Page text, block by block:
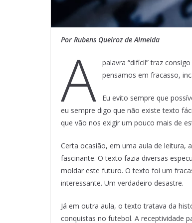
Por Rubens Queiroz de Almeida
A
palavra “difícil” traz
pensamos em fracasso,
Eu evito sempre que
eu sempre digo que não existe texto
que vão nos exigir um pouco mais de
Certa ocasião, em uma aula de leitura,
fascinante. O texto fazia diversas
moldar este futuro. O texto foi um
interessante. Um verdadeiro desastre.
Já em outra aula, o texto tratava da
conquistas no futebol. A receptividade